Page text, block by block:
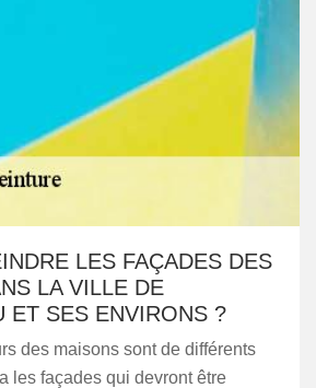
LES FAÇADES DES
LA VILLE DE
ET SES ENVIRONS ?
des maisons sont de différents
les façades qui devront être